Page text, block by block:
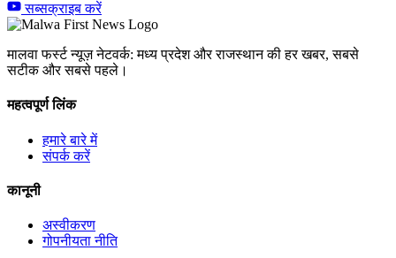
सब्सक्राइब करें
मालवा फर्स्ट न्यूज़ नेटवर्क: मध्य प्रदेश और राजस्थान की हर खबर, सबसे
सटीक और सबसे पहले।
महत्वपूर्ण लिंक
हमारे बारे में
संपर्क करें
कानूनी
अस्वीकरण
गोपनीयता नीति